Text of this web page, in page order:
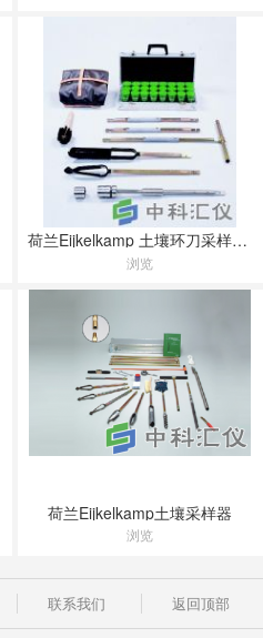
荷兰Eijkelkamp 土壤环刀采样器套装
浏览
荷兰Eijkelkamp土壤采样器
浏览
联系我们 返回顶部